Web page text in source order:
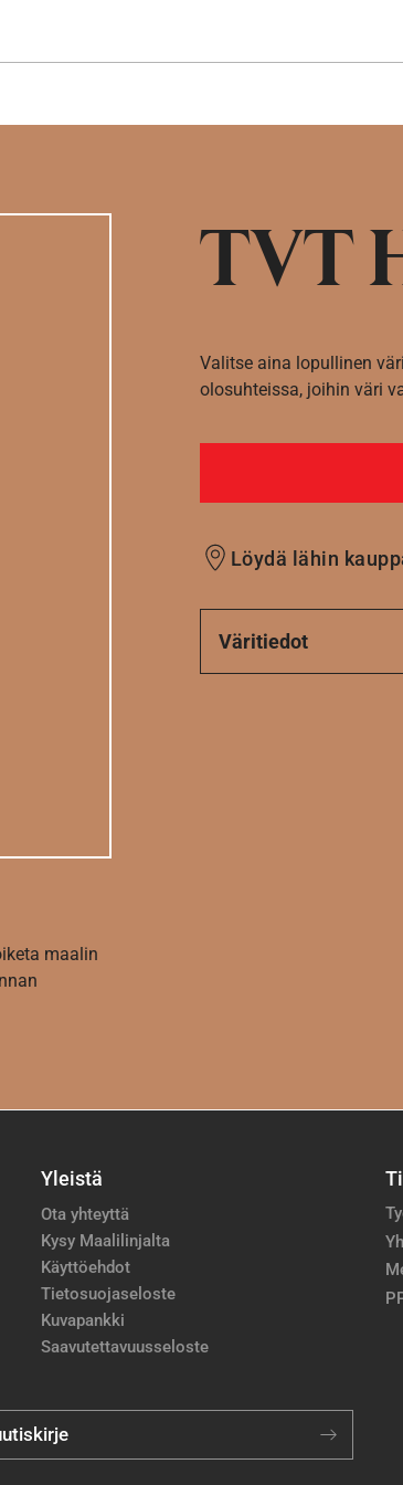
TVT
maalin
Valitse aina lopullinen
olosuhteissa, joihin väri
Löydä lähin
Väritiedot
Yleistä
Ota yhteyttä
Kysy Maalilinjalta
Käyttöehdot
Tietosuojaseloste
Kuvapankki
Saavutettavuusseloste